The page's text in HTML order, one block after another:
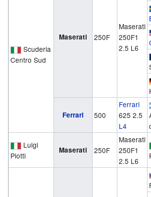
Scuderia
Centro Sud
Maserati 250F
Maserati
250F1
2.5 L6
Ferrari 500
Ferrari
625 2.5
L4
Luigi
Piotti
Maserati 250F
Maserati
250F1
2.5 L6